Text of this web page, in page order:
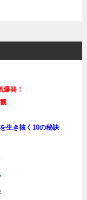
爆発！
生き抜く10の秘訣